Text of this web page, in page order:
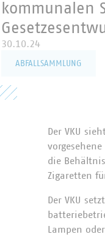
kommunalen
30.10.24
ABFALLSAMMLUNG
Der VKU
die
Zigaretten
Der VKU
Lampen